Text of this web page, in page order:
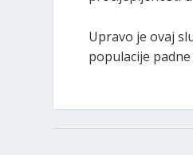
Upravo je ovaj
populacije